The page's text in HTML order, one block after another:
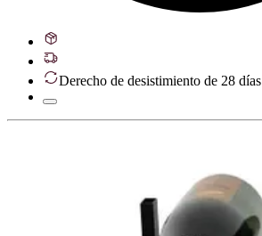
Derecho de desistimiento de 28 días